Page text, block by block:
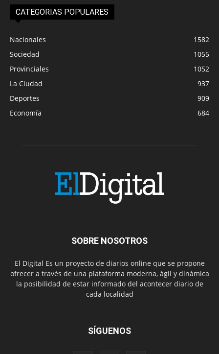
CATEGORIAS POPULARES
Nacionales
1582
Sociedad
1055
Provinciales
1052
La Ciudad
937
Deportes
909
Economía
684
SOBRE NOSOTROS
El Digital Es un proyecto de diarios online que se propone
ofrecer a través de una plataforma moderna, ágil y dinámica
la posibilidad de estar informado del acontecer diario de
cada localidad
SÍGUENOS